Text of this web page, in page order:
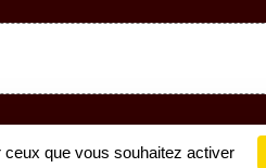
Gestion des cookies
que vous souhaitez activer